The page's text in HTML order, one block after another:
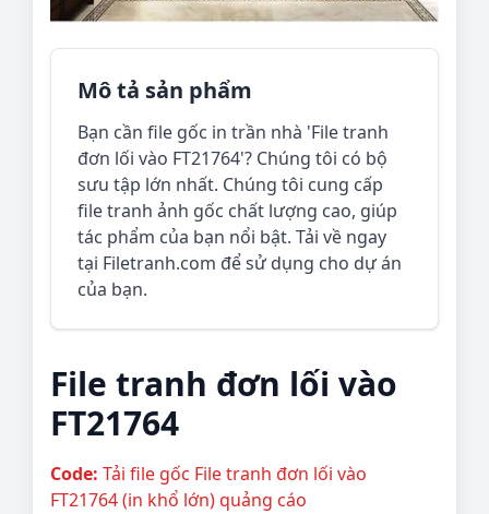
Mô tả sản phẩm
Bạn cần file gốc in trần nhà 'File tranh
đơn lối vào FT21764'? Chúng tôi có bộ
sưu tập lớn nhất. Chúng tôi cung cấp
file tranh ảnh gốc chất lượng cao, giúp
tác phẩm của bạn nổi bật. Tải về ngay
tại Filetranh.com để sử dụng cho dự án
của bạn.
File tranh đơn lối vào
FT21764
Code: Tải file gốc File tranh đơn lối vào
FT21764 (in khổ lớn) quảng cáo